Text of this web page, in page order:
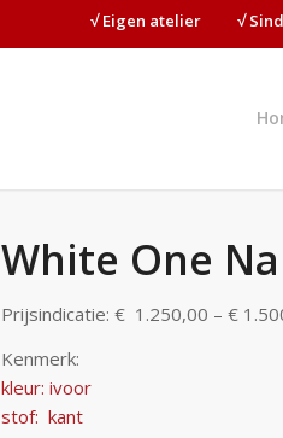
√ Eigen atelier⠀⠀⠀√
White One
Prijsindicatie: € 1.250,00 – €
Kenmerk:
kleur: ivoor
stof: kant